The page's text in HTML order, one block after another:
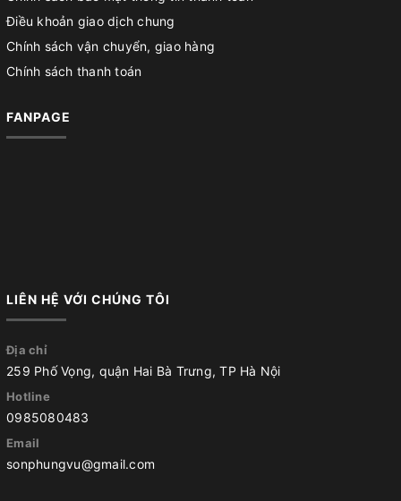
Điều khoản giao dịch chung
Chính sách vận chuyển, giao hàng
Chính sách thanh toán
FANPAGE
LIÊN HỆ VỚI CHÚNG TÔI
Địa chỉ
259 Phố Vọng, quận Hai Bà Trưng, TP Hà Nội
Hotline
0985080483
Email
sonphungvu@gmail.com